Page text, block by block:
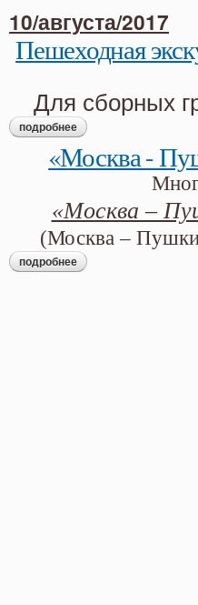
Activities calendar
10/августа/2017
Пешеходная
Для сборных
подробнее о пешеходная
«Москва -
«Москва –
(Москва –
подробнее о «москва -